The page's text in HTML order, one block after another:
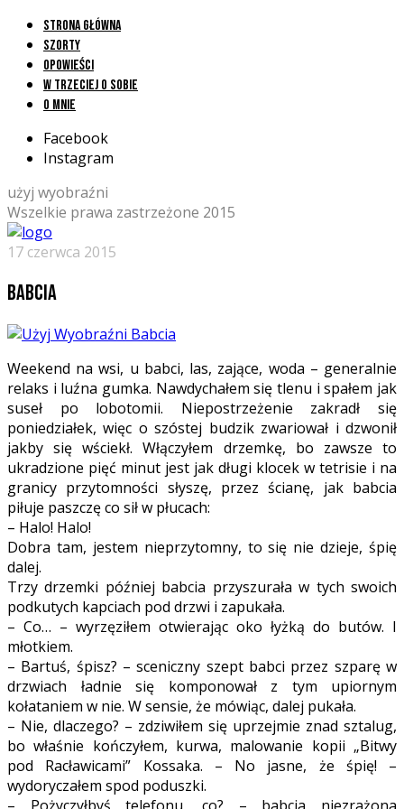
Strona główna
Szorty
Opowieści
W trzeciej o sobie
O mnie
Facebook
Instagram
użyj wyobraźni
Wszelkie prawa zastrzeżone 2015
17 czerwca 2015
Babcia
Weekend na wsi, u babci, las, zające, woda – generalnie
relaks i luźna gumka. Nawdychałem się tlenu i spałem jak
suseł po lobotomii. Niepostrzeżenie zakradł się
poniedziałek, więc o szóstej budzik zwariował i dzwonił
jakby się wściekł. Włączyłem drzemkę, bo zawsze to
ukradzione pięć minut jest jak długi klocek w tetrisie i na
granicy przytomności słyszę, przez ścianę, jak babcia
piłuje paszczę co sił w płucach:
– Halo! Halo!
Dobra tam, jestem nieprzytomny, to się nie dzieje, śpię
dalej.
Trzy drzemki później babcia przyszurała w tych swoich
podkutych kapciach pod drzwi i zapukała.
– Co… – wyrzęziłem otwierając oko łyżką do butów. I
młotkiem.
– Bartuś, śpisz? – sceniczny szept babci przez szparę w
drzwiach ładnie się komponował z tym upiornym
kołataniem w nie. W sensie, że mówiąc, dalej pukała.
– Nie, dlaczego? – zdziwiłem się uprzejmie znad sztalug,
bo właśnie kończyłem, kurwa, malowanie kopii „Bitwy
pod Racławicami” Kossaka. – No jasne, że śpię! –
wydoryczałem spod poduszki.